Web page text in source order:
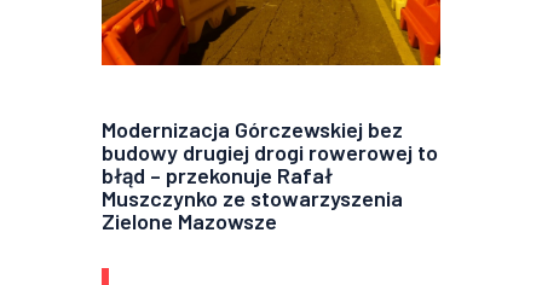
Modernizacja Górczewskiej bez
budowy drugiej drogi rowerowej to
błąd – przekonuje Rafał
Muszczynko ze stowarzyszenia
Zielone Mazowsze